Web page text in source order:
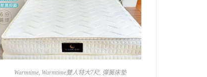
Warmtime, Warmtime雙人特大7尺, 彈簧床墊